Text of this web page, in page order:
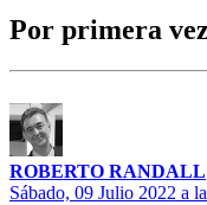
Por primera
ROBERTO RANDALL
Sábado, 09 Julio 2022 a